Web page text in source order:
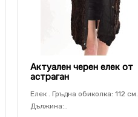
Актуален черен елек от
астраган
Елек . Гръдна обиколка: 112 см.
Дължина:..